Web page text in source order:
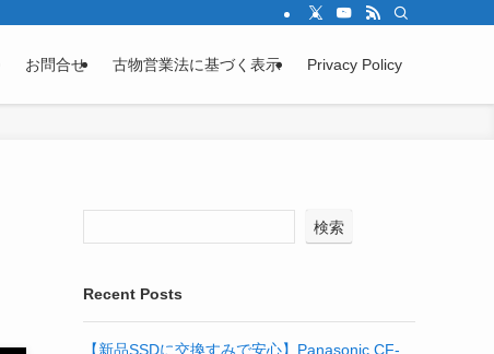
お問合せ 古物営業法に基づく表示 Privacy Policy
検索
Recent Posts
【新品SSDに交換すみで安心】Panasonic CF-